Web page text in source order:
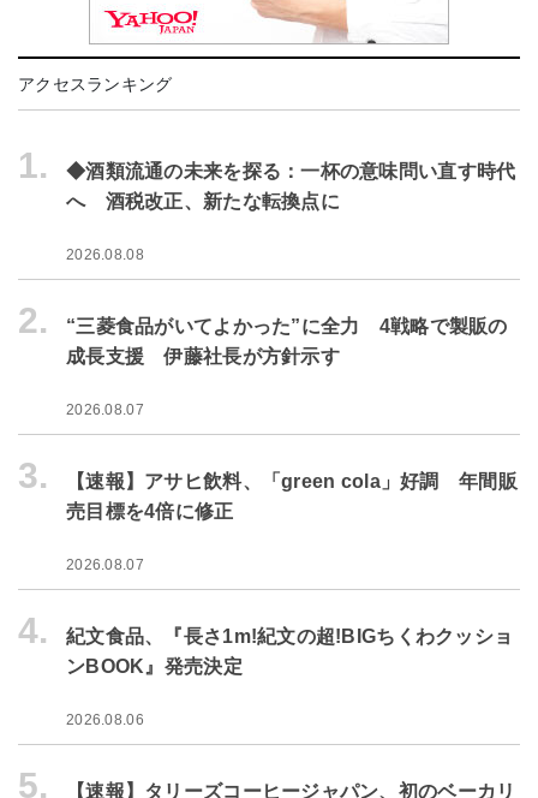
アクセスランキング
1.
◆酒類流通の未来を探る：一杯の意味問い直す時代
へ 酒税改正、新たな転換点に
2026.08.08
2.
“三菱食品がいてよかった”に全力 4戦略で製販の
成長支援 伊藤社長が方針示す
2026.08.07
3.
【速報】アサヒ飲料、「green cola」好調 年間販
売目標を4倍に修正
2026.08.07
4.
紀文食品、『長さ1m!紀文の超!BIGちくわクッショ
ンBOOK』発売決定
2026.08.06
5.
【速報】タリーズコーヒージャパン、初のベーカリ